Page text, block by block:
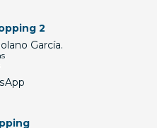
2
García.